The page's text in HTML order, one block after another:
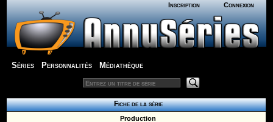
Inscription Connexion
Séries Personnalités Médiathèque
Fiche de la série
Production